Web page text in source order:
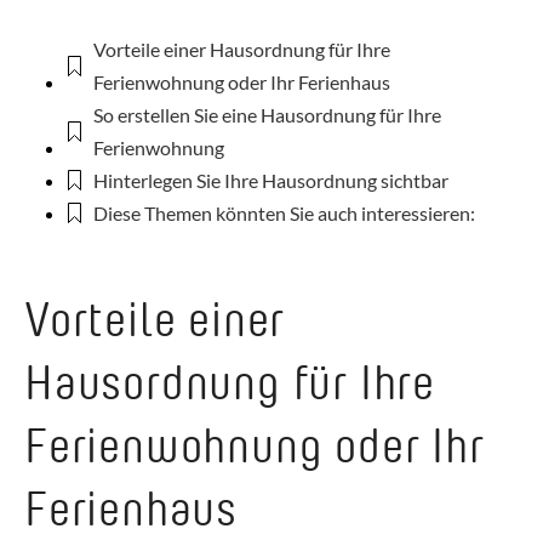
Vorteile einer Hausordnung für Ihre
Ferienwohnung oder Ihr Ferienhaus
So erstellen Sie eine Hausordnung für Ihre
Ferienwohnung
Hinterlegen Sie Ihre Hausordnung sichtbar
Diese Themen könnten Sie auch interessieren:
Vorteile einer
Hausordnung für Ihre
Ferienwohnung oder Ihr
Ferienhaus